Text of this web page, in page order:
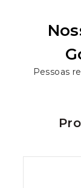
Pessoas